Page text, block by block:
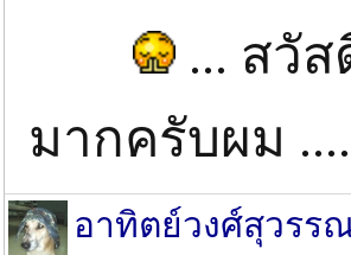
... สวั
มากครับผม
อาทิตย์วงศ์สุวรร